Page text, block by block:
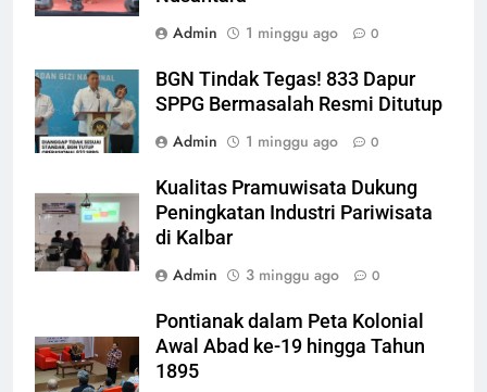
Admin
1 minggu ago 0
BGN Tindak Tegas! 833 Dapur
SPPG Bermasalah Resmi Ditutup
Admin
1 minggu ago 0
Kualitas Pramuwisata Dukung
Peningkatan Industri Pariwisata
di Kalbar
Admin
3 minggu ago 0
Pontianak dalam Peta Kolonial
Awal Abad ke-19 hingga Tahun
1895